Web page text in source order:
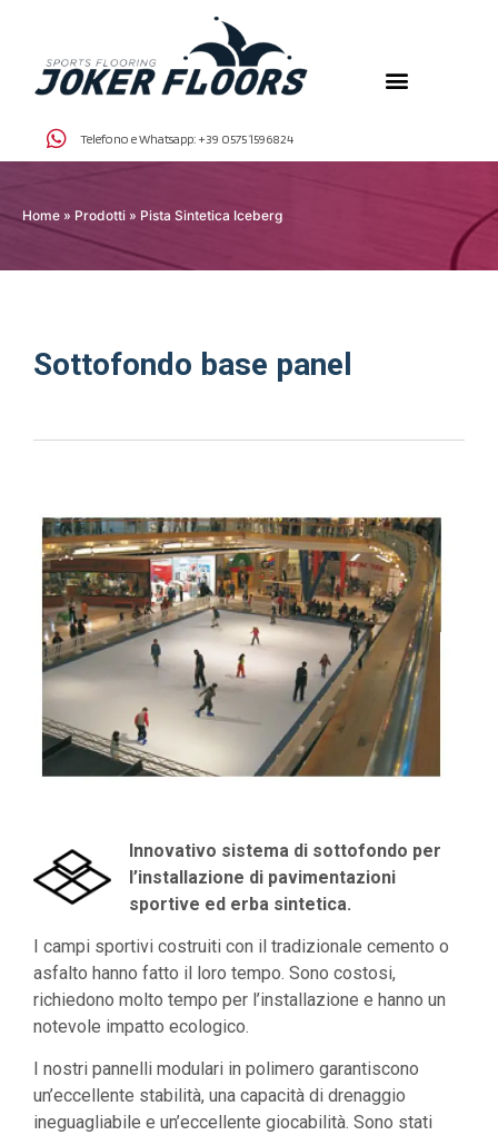
Telefono e Whatsapp: +39 0575 1596824
Home » Prodotti » Pista Sintetica Iceberg
Sottofondo base panel
Innovativo sistema di sottofondo per
l’installazione di pavimentazioni
sportive ed erba sintetica.
I campi sportivi costruiti con il tradizionale cemento o
asfalto hanno fatto il loro tempo. Sono costosi,
richiedono molto tempo per l’installazione e hanno un
notevole impatto ecologico.
I nostri pannelli modulari in polimero garantiscono
un’eccellente stabilità, una capacità di drenaggio
ineguagliabile e un’eccellente giocabilità. Sono stati